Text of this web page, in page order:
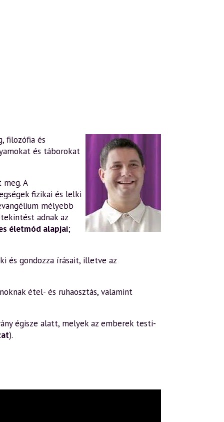
filozófia és
és táborokat
A
fizikai és lelki
mélyebb
adnak az
életmód alapjai;
és gondozza írásait, illetve az
étel- és ruhaosztás, valamint
égisze alatt, melyek az emberek testi-
).